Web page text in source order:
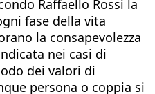
Raffaello Rossi la
fase della vita
la consapevolezza
nei casi di
dei valori di
persona o coppia si